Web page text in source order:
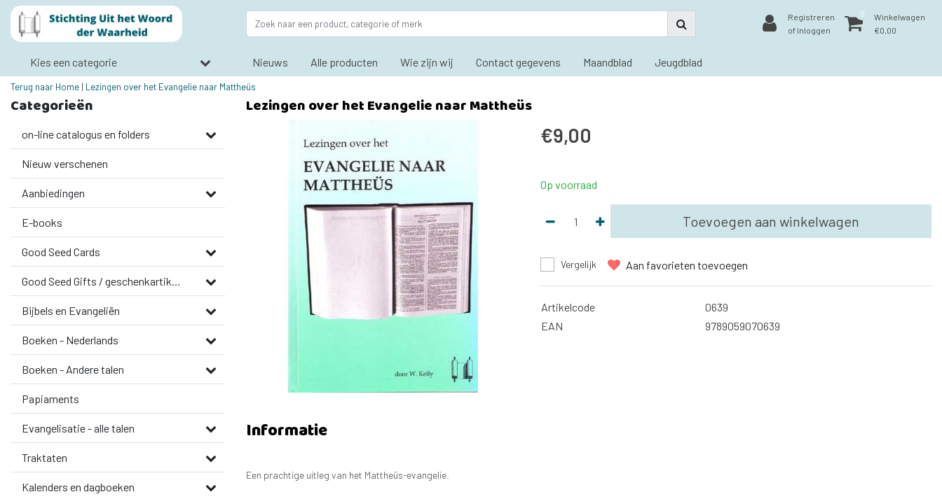
Registreren
of Inloggen
0
Winkelwagen
€0,00
Kies een categorie Nieuws Alle producten Wie zijn wij Contact gegevens Maandblad Jeugdblad
Terug naar Home | Lezingen over het Evangelie naar Mattheüs
Categorieën
on-line catalogus en folders
Nieuw verschenen
Aanbiedingen
E-books
Good Seed Cards
Good Seed Gifts / geschenkartikelen
Bijbels en Evangeliën
Boeken - Nederlands
Boeken - Andere talen
Papiaments
Evangelisatie - alle talen
Traktaten
Kalenders en dagboeken
Lezingen over het Evangelie naar Mattheüs
€9,00
Op voorraad
Toevoegen aan winkelwagen
Vergelijk Aan favorieten toevoegen
Artikelcode
0639
EAN
9789059070639
Informatie
Een prachtige uitleg van het Mattheüs-evangelie.